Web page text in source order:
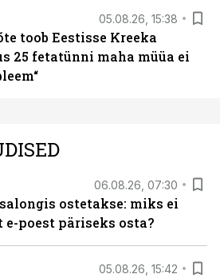
05.08.26, 15:38
toob Eestisse Kreeka
25 fetatünni maha müüa ei
06.08.26, 07:30
ostetakse: miks ei
poest päriseks osta?
05.08.26, 15:42